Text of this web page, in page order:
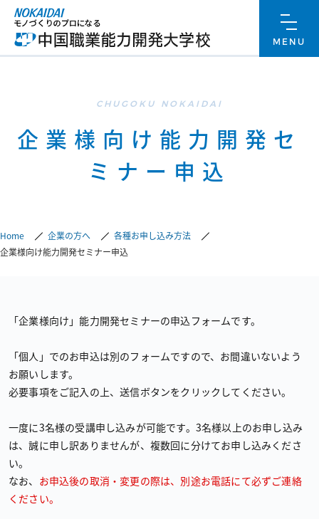
ホーム
MENU
メニュー
企業様向け能力開発セ
ミナー申込
Home 企業の方へ
各種お申し込み方法
企業様向け能力開発セミナー申込
「企業様向け」能力開発セミナーの申込フォームです。
「個人」でのお申込は別のフォームですので、お間違いないよう
お願いします。
必要事項をご記入の上、送信ボタンをクリックしてください。
一度に３名様の受講申し込みが可能です。３名様以上のお申し込み
は、誠に申し訳ありませんが、複数回に分けてお申し込みくださ
い。
なお、 お申込後の取消・変更の際は、別途お電話にて必ずご連絡
ください。